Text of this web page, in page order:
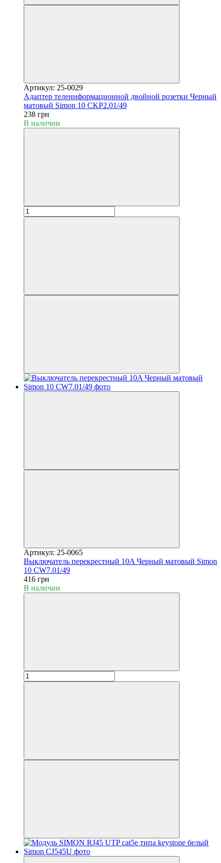
Артикул: 25-0029
Адаптер телеинформационной двойной розетки Черный
матовый Simon 10 CKP2.01/49
238 грн
В наличии
Артикул: 25-0065
Выключатель перекрестный 10A Черный матовый Simon
10 CW7.01/49
416 грн
В наличии